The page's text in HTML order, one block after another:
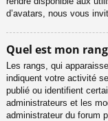
d’avatars, nous vous
Quel est mon
Les rangs, qui
indiquent votre activité
publié ou identifient
administrateurs et les
administrateur du forum